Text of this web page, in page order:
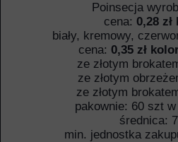
Poinsecja
cena: 0,28
biały, kremowy,
cena: 0,35 zł
ze złotym
ze złotym
ze złotym
pakownie: 60 szt
średnica:
min. jednostka